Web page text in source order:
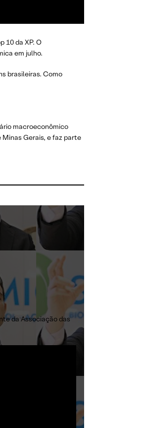
10 da XP. O
em julho.
brasileiras. Como
macroeconômico
Gerais, e faz parte
da Associação das